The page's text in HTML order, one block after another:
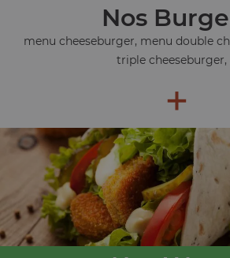
Nos
menu cheeseburger, menu double
triple cheeseburger,
+